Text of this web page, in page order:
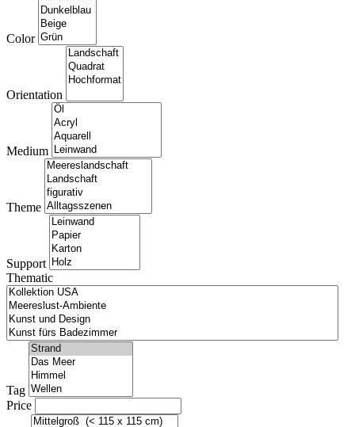
Color
Orientation
Medium
Theme
Support
Thematic
Tag
Price